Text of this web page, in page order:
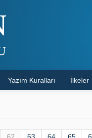
Yazım Kuralları İlkeler